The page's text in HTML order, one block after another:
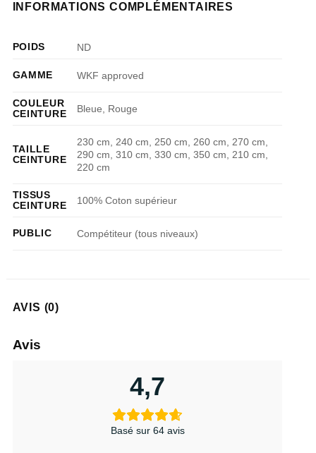
INFORMATIONS COMPLÉMENTAIRES
POIDS ND
GAMME WKF approved
COULEUR
CEINTURE
Bleue, Rouge
TAILLE
CEINTURE
230 cm, 240 cm, 250 cm, 260 cm, 270 cm,
290 cm, 310 cm, 330 cm, 350 cm, 210 cm,
220 cm
TISSUS
CEINTURE
100% Coton supérieur
PUBLIC Compétiteur (tous niveaux)
AVIS (0)
Avis
4,7
Basé sur 64 avis